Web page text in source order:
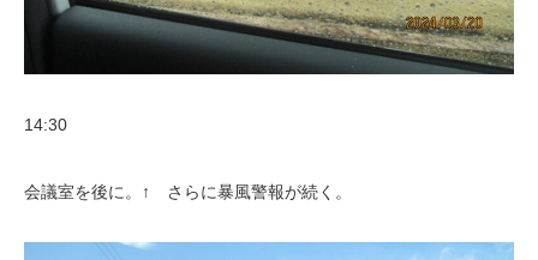
14:30
会議室を後に。↑ さらに暴風警報が続く。